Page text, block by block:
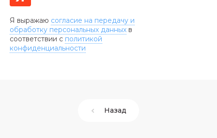
Я выражаю согласие на передачу и
обработку персональных данных в
соответствии с политикой
конфиденциальности
Назад